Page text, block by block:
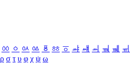
ㆀ ㆁ ㆂ ㆃ ㆄ ㆅ ㆆ ㆇ ㆈ ㆉ ㆊ ㆋ ㆌ
ρ σ τ υ φ χ ψ ω